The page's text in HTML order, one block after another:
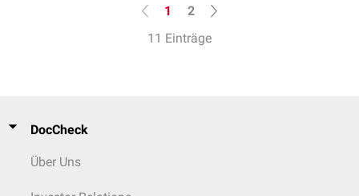
1
2
11 Einträge
DocCheck
Über Uns